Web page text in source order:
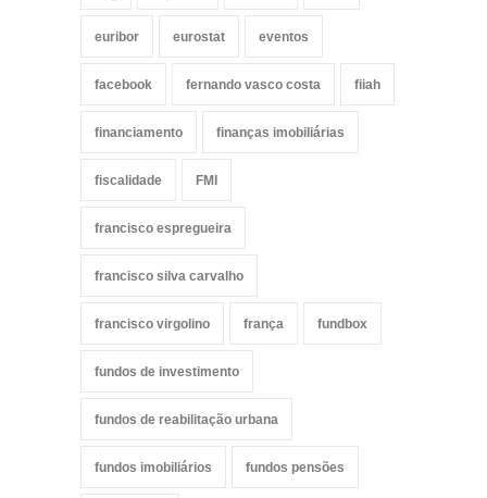
euribor eurostat eventos
facebook fernando vasco costa fiiah
financiamento finanças imobiliárias
fiscalidade FMI
francisco espregueira
francisco silva carvalho
francisco virgolino frança fundbox
fundos de investimento
fundos de reabilitação urbana
fundos imobiliários fundos pensões